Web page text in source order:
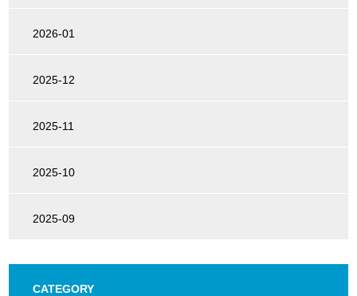
2026-01
2025-12
2025-11
2025-10
2025-09
CATEGORY